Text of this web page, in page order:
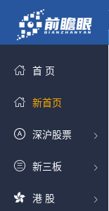
首 页
新首页
深沪股票
新三板
港 股